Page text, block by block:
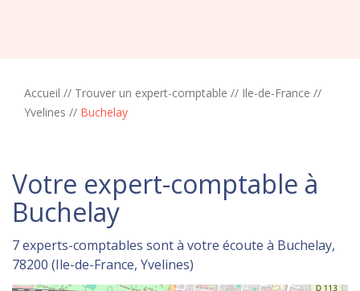
Accueil // Trouver un expert-comptable // Ile-de-France //
Yvelines // Buchelay
Votre expert-comptable à
Buchelay
7 experts-comptables sont à votre écoute à Buchelay,
78200 (Ile-de-France, Yvelines)